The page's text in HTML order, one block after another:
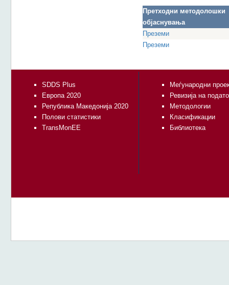
Претходни методолошки
објаснувања
Преземи
Преземи
SDDS Plus
Европа 2020
Република Македонија 2020
Полови статистики
TransMonEE
Меѓународни
Ревизија на
Методологии
Класификации
Библиотека